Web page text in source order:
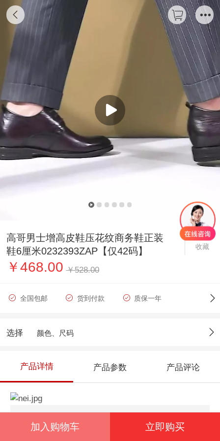
高哥男士增高皮鞋压花纹商务鞋正装
鞋6厘米0232393ZAP【仅42码】
收藏
￥468.00 ￥528.00
全国包邮 货到付款 质保一年
选择 颜色、尺码
产品详情 产品参数 产品评论
加入购物车 立即购买